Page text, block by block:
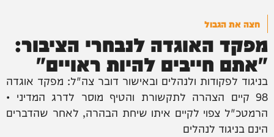
חצה את הגבול
מפקד האוגדה לנבחרי הציבור:
"אתם חייבים להיות ראויים"
בניגוד לפקודות ולנהלים ובאישור דובר צה"ל: מפקד אוגדה
98 קיים הצהרה לתקשורת והטיף מוסר לדרג המדיני •
הרמטכ"ל צפוי לקיים איתו שיחת הבהרה, לאחר שהדברים
הינם בניגוד לנהלים